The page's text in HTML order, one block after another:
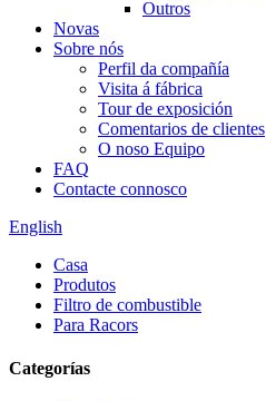
Outros
Novas
Sobre nós
Perfil da compañía
Visita á fábrica
Tour de exposición
Comentarios de clientes
O noso Equipo
FAQ
Contacte connosco
English
Casa
Produtos
Filtro de combustible
Para Racors
Categorías